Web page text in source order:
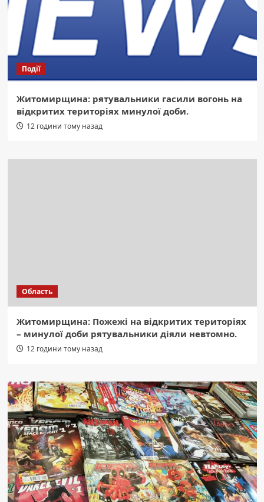
Події
Житомирщина: рятувальники гасили вогонь на
відкритих територіях минулої доби.
12 години тому назад
Область
Житомирщина: Пожежі на відкритих територіях
– минулої доби рятувальники діяли невтомно.
12 години тому назад